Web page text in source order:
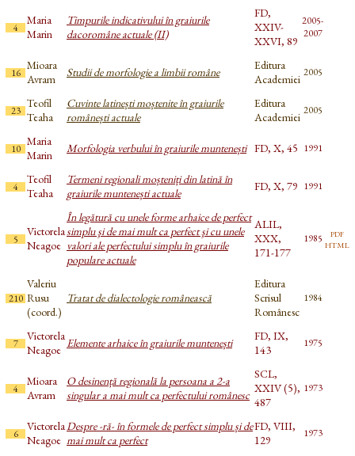
4
Maria
Marin
Timpurile indicativului în graiurile
dacoromâne actuale (II)
FD,
XXIV-
XXVI, 89
2005-
2007
16
Mioara
Avram
Studii de morfologie a limbii române
Editura
Academiei 2005
23
Teofil
Teaha
Cuvinte latinești moștenite în graiurile
românești actuale
Editura
Academiei 2005
10
Maria
Marin
Morfologia verbului în graiurile muntenești FD, X, 45 1991
4
Teofil
Teaha
Termeni regionali moșteniți din latină în
graiurile muntenești actuale
FD, X, 79 1991
5
Victorela
Neagoe
În legătură cu unele forme arhaice de perfect
simplu şi de mai mult ca perfect şi cu unele
valori ale perfectului simplu în graiurile
populare actuale
ALIL,
XXX,
171-177
1985 pdf
html
210
Valeriu
Rusu
(coord.)
Tratat de dialectologie românească
Editura
Scrisul
Românesc
1984
7
Victorela
Neagoe Elemente arhaice în graiurile muntenești
FD, IX,
143
1975
4
Mioara
Avram
O desinență regională la persoana a 2-a
singular a mai mult ca perfectului românesc
SCL,
XXIV (5),
487
1973
6
Victorela
Neagoe
Despre -ră- în formele de perfect simplu și de
mai mult ca perfect
FD, VIII,
129
1973